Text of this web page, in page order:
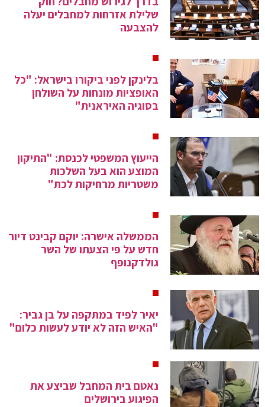
שלילת אזרחות למחבלים יעלה
להצבעה
בלינקן לפני ביקורו בישראל: "כל
האופציות מונחות על השולחן
בסוגיה האיראנית"
הייעוץ המשפטי לכנסת: "התיקון
המוצע הוא בעל השלכות
משטריות מרחיקות לכת"
הממשלה אישרה: יוקם קבינט דיור
חדש על פי הצעתו של השר
גולדקנופף
יאיר לפיד במתקפה על בן גביר:
"האיש הזה לא יודע לעשות כלום"
נאטם בית המחבל שביצע את
הפיגוע בירושלים